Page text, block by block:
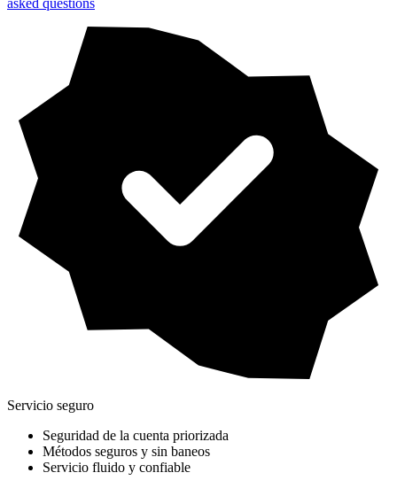
asked questions
Servicio seguro
Seguridad de la cuenta priorizada
Métodos seguros y sin baneos
Servicio fluido y confiable